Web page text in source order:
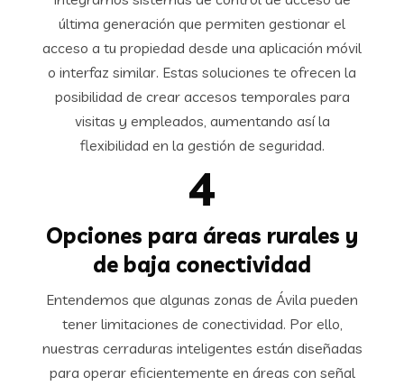
última generación que permiten gestionar el
acceso a tu propiedad desde una aplicación móvil
o interfaz similar. Estas soluciones te ofrecen la
posibilidad de crear accesos temporales para
visitas y empleados, aumentando así la
flexibilidad en la gestión de seguridad.
4
Opciones para áreas rurales y
de baja conectividad
Entendemos que algunas zonas de Ávila pueden
tener limitaciones de conectividad. Por ello,
nuestras cerraduras inteligentes están diseñadas
para operar eficientemente en áreas con señal